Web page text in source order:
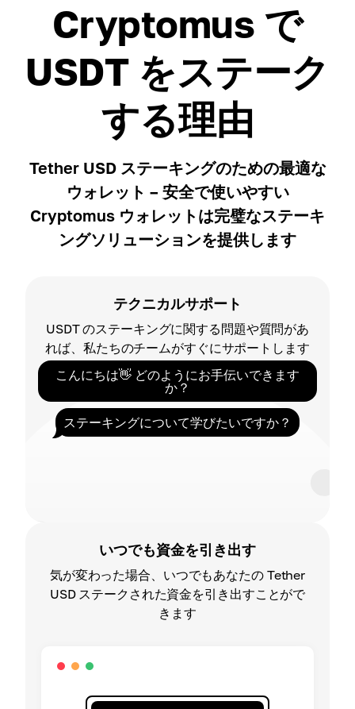
Cryptomus で
USDT をステーク
する理由
Tether USD ステーキングのための最適な
ウォレット – 安全で使いやすい
Cryptomus ウォレットは完璧なステーキ
ングソリューションを提供します
こんにちは👋 どのようにお手伝いできます
か？
ステーキングについて学びたいですか？
テクニカルサポート
USDT のステーキングに関する問題や質問があ
れば、私たちのチームがすぐにサポートします
いつでも資金を引き出す
気が変わった場合、いつでもあなたの Tether
USD ステークされた資金を引き出すことがで
きます